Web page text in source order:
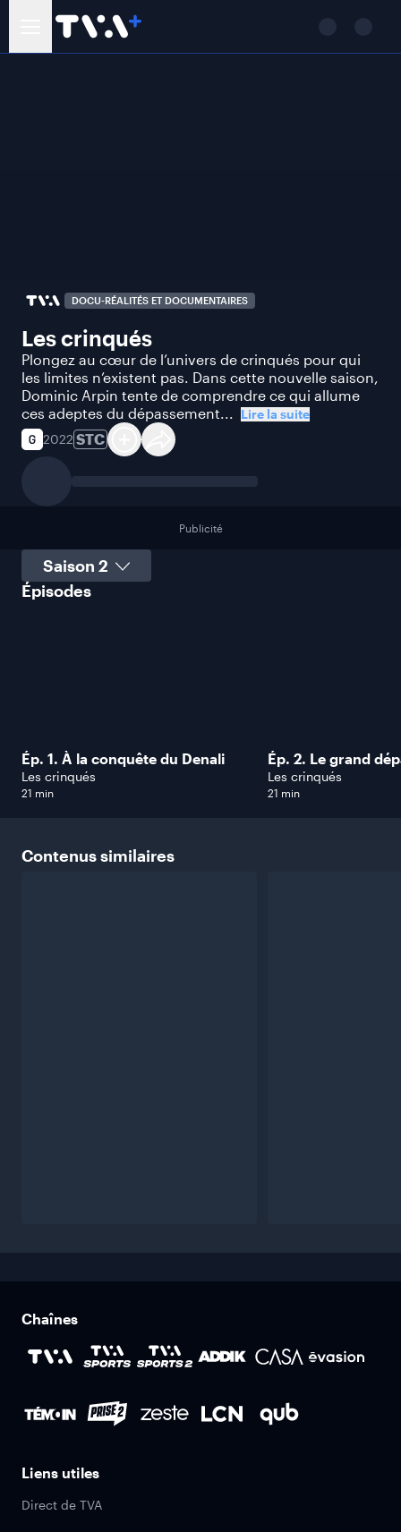
DOCU-RÉALITÉS ET DOCUMENTAIRES
Les crinqués
Plongez au cœur de l’univers de crinqués pour qui
les limites n’existent pas. Dans cette nouvelle saison,
Dominic Arpin tente de comprendre ce qui allume
ces adeptes du dépassement... Lire la suite
2022 STC
Publicité
Sélectionner une saison
Épisodes
Ép. 1. À la conquête du Denali
Les crinqués
21 min
Ép. 2. Le grand
Les crinqués
21 min
Contenussimilaires
Chaînes
Liens utiles
Direct de TVA